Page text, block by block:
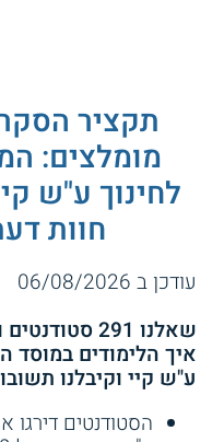
תקציר
מומלצים:
חוות
עודכן ב 06/08/2026
שאלנו 291
איך הלימודים במוסד
ע"ש קיי וקיבלנו
הסטודנטים